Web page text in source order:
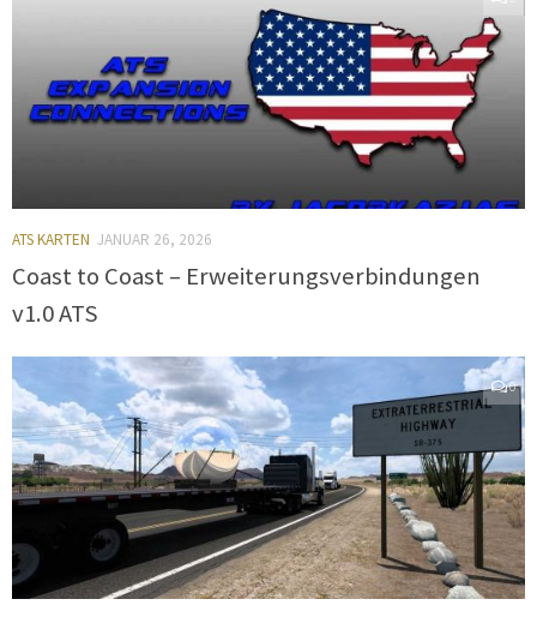
ATS KARTEN JANUAR 26, 2026
Coast to Coast – Erweiterungsverbindungen
v1.0 ATS
0